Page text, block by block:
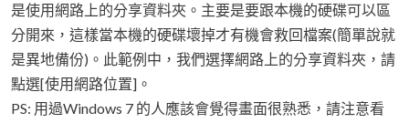
是使用網路上的分享資料夾。主要是要跟本機的硬碟可以區
分開來，這樣當本機的硬碟壞掉才有機會救回檔案(簡單說就
是異地備份)。此範例中，我們選擇網路上的分享資料夾，請
點選[使用網路位置]。
PS: 用過Windows 7 的人應該會覺得畫面很熟悉，請注意看